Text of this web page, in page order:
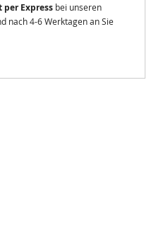
per Express bei unseren
nach 4-6 Werktagen an Sie